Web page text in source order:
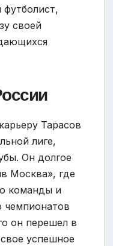
своей
Тарасов
лиге,
Он долгое
Москва», где
команды и
чемпионатов
он перешел в
успешное